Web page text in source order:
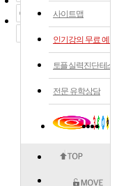
사이트맵
인기강의 무료 예약
토플 실력 진단 테스트
전문 유학상담